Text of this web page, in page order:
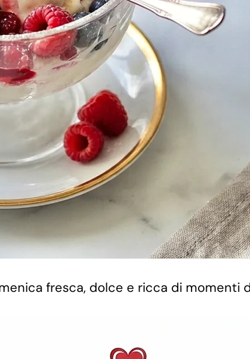
fresca, dolce e ricca di momenti